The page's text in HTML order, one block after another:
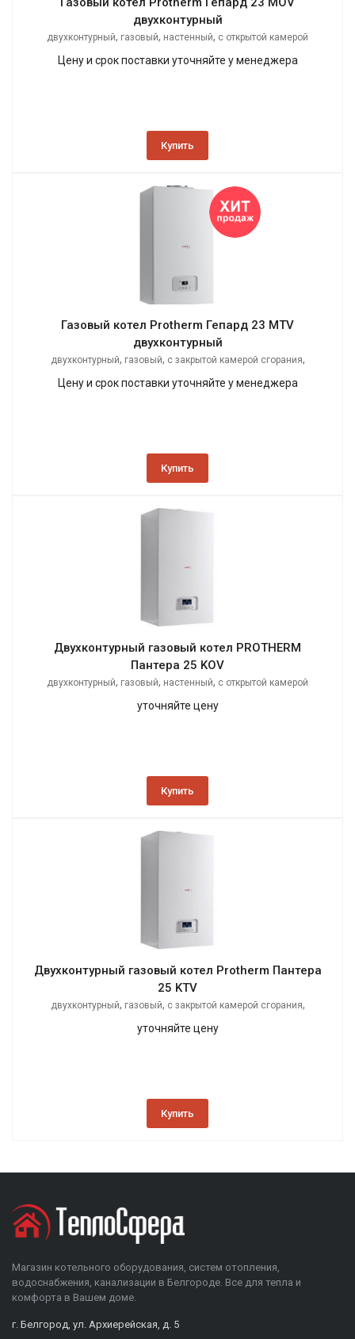
двухконтурный
двухконтурный, газовый, настенный, с открытой камерой
Цену и срок поставки уточняйте у менеджера
Купить
Газовый котел Protherm Гепард 23 MTV
двухконтурный
двухконтурный, газовый, с закрытой камерой сгорания,
Цену и срок поставки уточняйте у менеджера
Купить
Двухконтурный газовый котел PROTHERM
Пантера 25 KOV
двухконтурный, газовый, настенный, с открытой камерой
сгорания
уточняйте цену
Купить
Двухконтурный газовый котел Protherm Пантера
25 KTV
двухконтурный, газовый, с закрытой камерой сгорания,
настенный
уточняйте цену
Купить
Магазин котельного оборудования, систем отопления,
водоснабжения, канализации в Белгороде. Все для тепла и
комфорта в Вашем доме.
г. Белгород, ул. Архиерейская, д. 5